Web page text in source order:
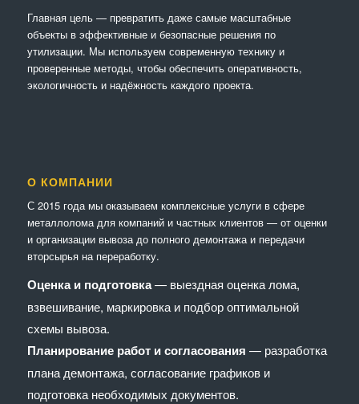
Главная цель — превратить даже самые масштабные
объекты в эффективные и безопасные решения по
утилизации. Мы используем современную технику и
проверенные методы, чтобы обеспечить оперативность,
экологичность и надёжность каждого проекта.
О КОМПАНИИ
С 2015 года мы оказываем комплексные услуги в сфере
металлолома для компаний и частных клиентов — от оценки
и организации вывоза до полного демонтажа и передачи
вторсырья на переработку.
Оценка и подготовка— выездная оценка лома,
взвешивание, маркировка и подбор оптимальной
схемы вывоза.
Планирование работ и согласования — разработка
плана демонтажа, согласование графиков и
подготовка необходимых документов.